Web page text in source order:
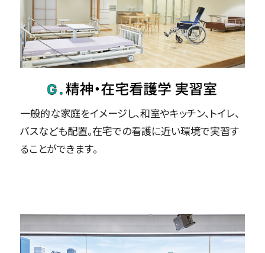
一般的な家庭をイメージし、和室やキッチン、トイレ、
バスなども配置。在宅での看護に近い環境で実習す
ることができます。